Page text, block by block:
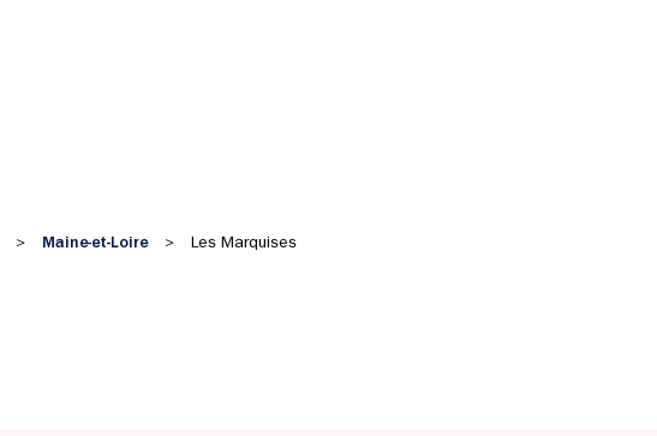
> Maine-et-Loire > Les Marquises